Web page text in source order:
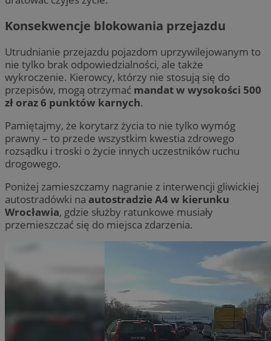
Konsekwencje blokowania przejazdu
Utrudnianie przejazdu pojazdom uprzywilejowanym to
nie tylko brak odpowiedzialności, ale także
wykroczenie. Kierowcy, którzy nie stosują się do
przepisów, mogą otrzymać mandat w wysokości 500
zł oraz 6 punktów karnych.
Pamiętajmy, że korytarz życia to nie tylko wymóg
prawny – to przede wszystkim kwestia zdrowego
rozsądku i troski o życie innych uczestników ruchu
drogowego.
Poniżej zamieszczamy nagranie z interwencji gliwickiej
autostradówki na autostradzie A4 w kierunku
Wrocławia, gdzie służby ratunkowe musiały
przemieszczać się do miejsca zdarzenia.